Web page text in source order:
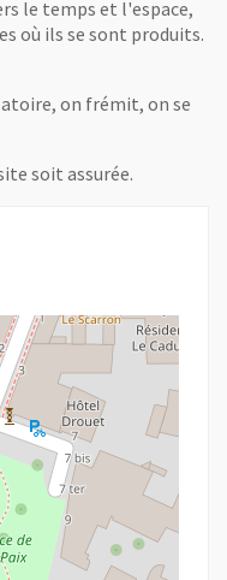
le temps et l'espace,
où ils se sont produits.
on frémit, on se
soit assurée.